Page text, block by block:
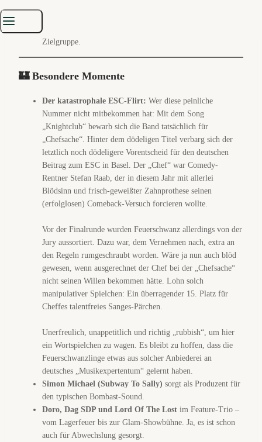
Lords Of Fyre
Lost. Klaro: Das wird live alles wegfegen, bei der
Zielgruppe.
🏰 Besondere Momente
Der katastrophale ESC-Flirt: Wer diese peinliche
Nummer nicht mitbekommen hat: Mit dem Song
„Knightclub“ bewarb sich die Band tatsächlich für
„Chefsache“. Hinter dem dödeligen Titel verbarg sich der
letztlich noch dödeligere Vorentscheid für den deutschen
Beitrag zum ESC in Basel. Der „Chef“ war Comedy-
Rentner Stefan Raab, der in diesem Jahr mit allerlei
Blödsinn und frisch-geweißter Zahnprothese seinen
(erfolglosen) Comeback-Versuch forcieren wollte.
Vor der Finalrunde wurden Feuerschwanz allerdings von der
Jury aussortiert. Dazu war, dem Vernehmen nach, extra an
den Regeln rumgeschraubt worden. Wäre ja nun auch blöd
gewesen, wenn ausgerechnet der Chef bei der „Chefsache“
nicht seinen Willen bekommen hätte. Lohn solch
manipulativer Spielchen: Ein überragender 15. Platz für
Cheffes talentfreies Sanges-Pärchen.
Unerfreulich, unappetitlich und richtig „rubbish“, um hier
ein Wortspielchen zu wagen. Es bleibt zu hoffen, dass die
Feuerschwanzlinge etwas aus solcher Anbiederei an
deutsches „Musikexpertentum“ gelernt haben.
Simon Michael (Subway To Sally) sorgt als Produzent für
den typischen Bombast-Sound.
Doro, Dag SDP und Lord Of The Lost im Feature-Trio –
vom Lagerfeuer bis zur Glam-Showbühne. Ja, es ist schon
auch für Abwechslung gesorgt.